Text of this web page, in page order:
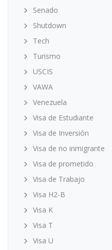
Senado
Shutdown
Tech
Turismo
USCIS
VAWA
Venezuela
Visa de Estudiante
Visa de Inversión
Visa de no inmigrante
Visa de prometido
Visa de Trabajo
Visa H2-B
Visa K
Visa T
Visa U